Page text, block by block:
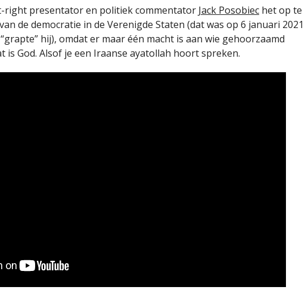
right presentator en politiek commentator Jack Posobiec het op te
de democratie in de Verenigde Staten (dat was op 6 januari 2021
hij), omdat er maar één macht is aan wie gehoorzaamd
is God. Alsof je een Iraanse ayatollah hoort spreken.